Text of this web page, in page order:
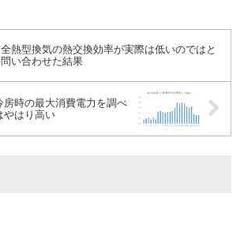
全熱型換気の熱交換効率が実際は低いのではと
問い合わせた結果
房時の最大消費電力を調べ
やはり高い